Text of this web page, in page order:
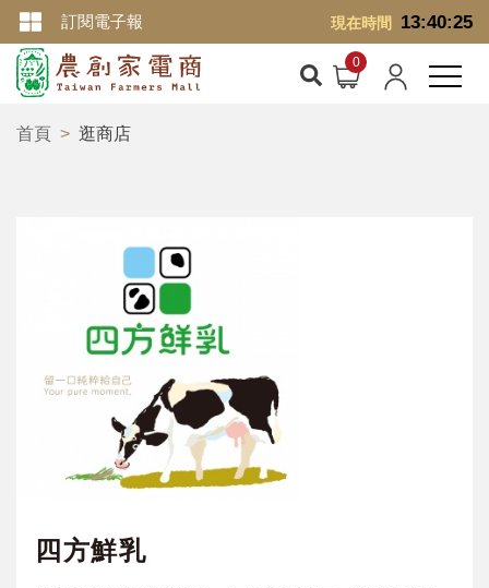
現在時間 13:40:25
訂閱電子報
首頁 逛商店
四方鮮乳